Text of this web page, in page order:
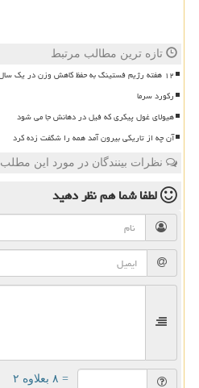
تازه ترین مطالب مرتبط
۱۲ هفته رژیم فستینگ به حفظ کاهش وزن در یک سال بعد کمک نماید
رکورد سرما
هیولای غول پیکری که فیل در دهانش جا می شود
آن چه از تاریکی بیرون آمد همه را شگفت زده کرد
نظرات بینندگان در مورد این مطلب
لطفا شما همنظر دهید
= ۸ بعلاوه ۲